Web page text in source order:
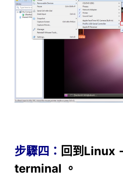
步驟四： 回到Linux
terminal 。